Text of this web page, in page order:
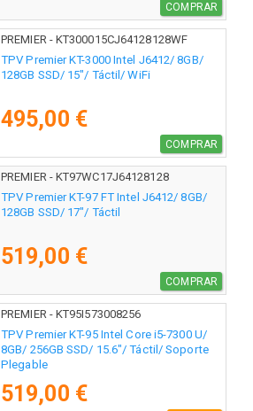
COMPRAR
PREMIER - KT300015CJ64128128WF
TPV Premier KT-3000 Intel J6412/ 8GB/
128GB SSD/ 15"/ Táctil/ WiFi
495,00 €
COMPRAR
PREMIER - KT97WC17J64128128
TPV Premier KT-97 FT Intel J6412/ 8GB/
128GB SSD/ 17"/ Táctil
519,00 €
COMPRAR
PREMIER - KT95I573008256
TPV Premier KT-95 Intel Core i5-7300 U/
8GB/ 256GB SSD/ 15.6"/ Táctil/ Soporte
Plegable
519,00 €